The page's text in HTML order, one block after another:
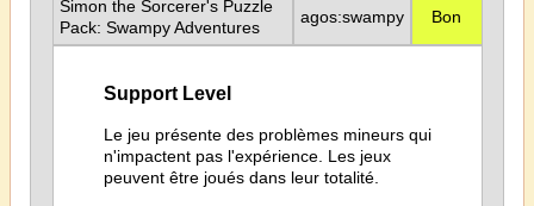
Simon the Sorcerer's Puzzle
Pack: Swampy Adventures
agos:swampy Bon
Support Level
Le jeu présente des problèmes mineurs qui
n'impactent pas l'expérience. Les jeux
peuvent être joués dans leur totalité.